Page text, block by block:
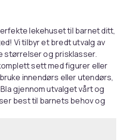
lekehuset til barnet ditt,
Vi tilbyr et bredt utvalg av
størrelser og prisklasser.
sett med figurer eller
innendørs eller utendørs,
gjennom utvalget vårt og
best til barnets behov og